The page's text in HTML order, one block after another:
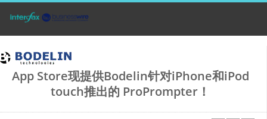
App Store现提供Bodelin针对iPhone和iPod
touch推出的 ProPrompter！